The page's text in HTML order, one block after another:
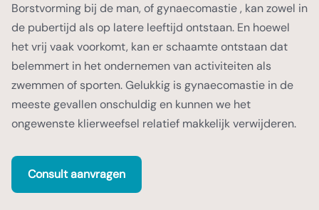
Borstvorming bij de man, of gynaecomastie , kan zowel in
de pubertijd als op latere leeftijd ontstaan. En hoewel
het vrij vaak voorkomt, kan er schaamte ontstaan dat
belemmert in het ondernemen van activiteiten als
zwemmen of sporten. Gelukkig is gynaecomastie in de
meeste gevallen onschuldig en kunnen we het
ongewenste klierweefsel relatief makkelijk verwijderen.
Consult aanvragen